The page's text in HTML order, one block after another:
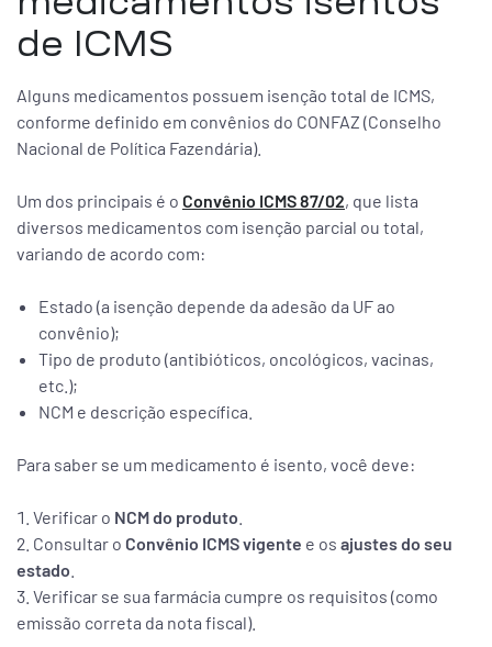
de ICMS
Alguns medicamentos possuem isenção total de ICMS,
conforme definido em convênios do CONFAZ (Conselho
Nacional de Política Fazendária).
Um dos principais é o Convênio ICMS 87/02, que lista
diversos medicamentos com isenção parcial ou total,
variando de acordo com:
Estado (a isenção depende da adesão da UF ao
convênio);
Tipo de produto (antibióticos, oncológicos, vacinas,
etc.);
NCM e descrição específica.
Para saber se um medicamento é isento, você deve:
Verificar o NCM do produto
Consultar o Convênio ICMS vigente e os ajustes do seu
estado
Verificar se sua farmácia cumpre os requisitos (como
emissão correta da nota fiscal).